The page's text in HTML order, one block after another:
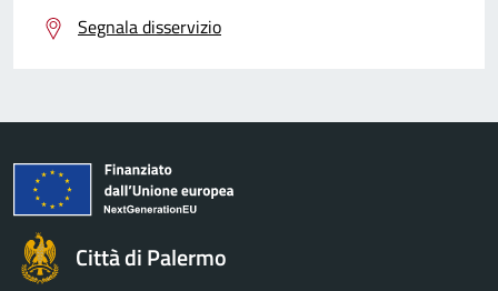
Segnala disservizio
Città di Palermo